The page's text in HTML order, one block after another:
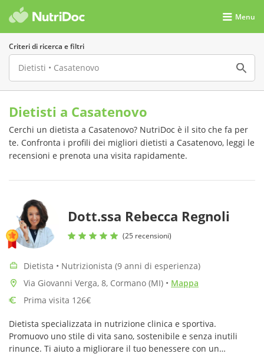
Menu
Criteri di ricerca e filtri
Dietisti a Casatenovo
Cerchi un dietista a Casatenovo? NutriDoc è il sito che fa per
te. Confronta i profili dei migliori dietisti a Casatenovo, leggi le
recensioni e prenota una visita rapidamente.
Dott.ssa Rebecca Regnoli
(25 recensioni)
Dietista • Nutrizionista (9 anni di esperienza)
Via Giovanni Verga, 8, Cormano (MI) • Mappa
Prima visita 126€
Dietista specializzata in nutrizione clinica e sportiva.
Promuovo uno stile di vita sano, sostenibile e senza inutili
rinunce. Ti aiuto a migliorare il tuo benessere con un